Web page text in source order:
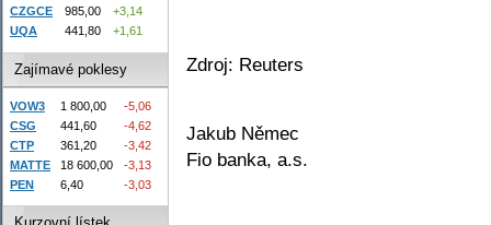
Zdroj: Reuters
Jakub Němec
Fio banka, a.s.
CZGCE
985,00
+3,14
UQA
441,80 +1,61
Zajímavé poklesy
VOW3 1 800,00
-5,06
CSG
441,60
-4,62
CTP
361,20
-3,42
MATTE
18 600,00
-3,13
PEN
6,40 -3,03